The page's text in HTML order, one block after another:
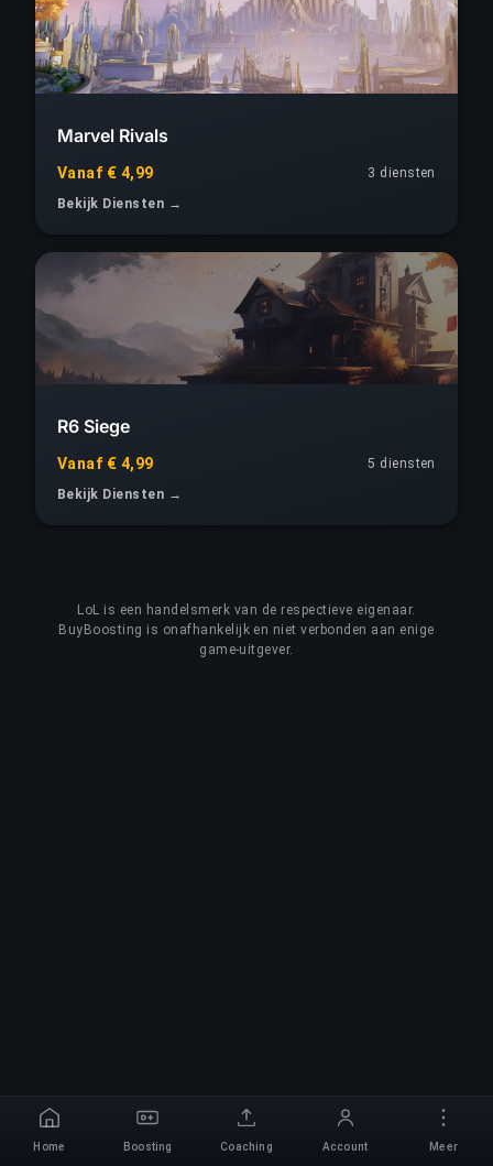
Marvel Rivals
Vanaf € 4,99
3 diensten
Bekijk Diensten →
R6 Siege
Vanaf € 4,99
5 diensten
Bekijk Diensten →
LoL
is een handelsmerk van de respectieve eigenaar.
BuyBoosting is onafhankelijk en niet verbonden aan enige
game-uitgever.
Home Boosting Coaching Account Meer